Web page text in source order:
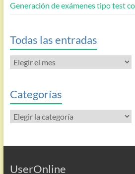
Generación de exámenes tipo test
Todas las entradas
Todas
las
Categorías
Categorías
UserOnline